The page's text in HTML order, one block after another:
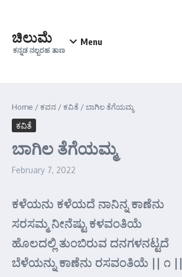
ಚಿಲುಮೆ
ಕನ್ನಡ ನಲ್ಬರಹ ತಾಣ
Menu
Home /ಕವನ /ಕವಿತೆ /ಬಾಗಿಲ ತೆಗೆಯಮ್ಮ
ಕವಿತೆ
ಬಾಗಿಲ ತೆಗೆಯಮ್ಮ
February 7, 2022
ಕಳೆಯನು ಕಳೆಯದೆ ನಾನಿನ್ನ ಕಾಣೆನು
ಸರಸಮ್ಮ ನೀನೆಷ್ಟು ಕಳವಂತಿಯೆ
ಹೊಲದಲ್ಲಿ ತುಂಬಿರುವ ದನಗಳನಟ್ಟದೆ
ಬೆಳೆಯನ್ನು ಕಾಣೆನು ರಸವಂತಿಯೆ || ೧ ||